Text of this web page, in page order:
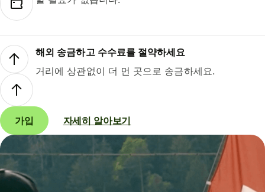
해외 송금하고 수수료를 절약하세요
거리에 상관없이 더 먼 곳으로 송금하세요.
가입 자세히 알아보기